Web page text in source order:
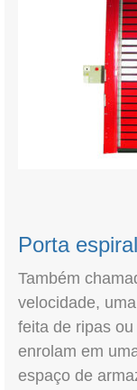
Porta
Também
velocidade,
feita de ripas
enrolam em
espaço de